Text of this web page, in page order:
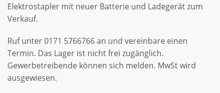
Elektrostapler mit neuer Batterie und Ladegerät zum
Verkauf.
Ruf unter 0171 5766766 an und vereinbare einen
Termin. Das Lager ist nicht frei zugänglich.
Gewerbetreibende können sich melden. MwSt wird
ausgewiesen.